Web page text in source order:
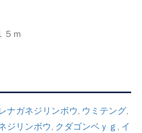
５ｍ
ナガネジリンボウ, ウミテング,
ジリンボウ, クダゴンベｙｇ , イ